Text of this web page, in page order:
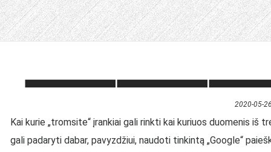
2020-05-
Kai kurie „tromsite“ įrankiai gali rinkti kai kuriuos duomenis iš
gali padaryti dabar, pavyzdžiui, naudoti tinkintą „Google“